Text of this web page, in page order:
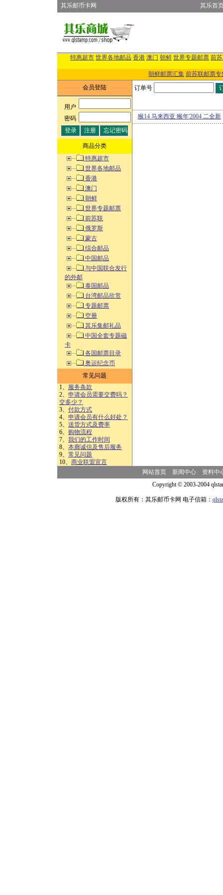
其乐邮币卡网 其乐首
特惠超市 世界各地邮品 香港 澳门 朝鲜 世界专题邮票 前
朝鲜邮票汇集 前苏联邮票专
会员登陆
用户:
密码:
商品分类
特惠超市
世界各地邮品
香港
澳门
朝鲜
世界专题邮票
前苏联
俄罗斯
蒙古
综合邮品
中国邮品
与中国联合发行
的外邮
泰国邮品
台湾邮品欣赏
专题邮票
空册
其乐集邮礼品
中国全套专题磁
卡
各国邮票目录
奥运纪念币
常见问题
1、 服务条款
2、 申请会员需要交费吗？
交多少？
3、 付款方式
4、 申请会员有什么好处？
5、 送货方式及费率
6、 购物流程
7、 我们的工作时间
8、 本廊诚信及售后服务
9、 常见问题
10、 商业联盟宣言
订单号
猴14 马来西亚 猴年'2004 二全新
网站首页 新闻中心
资料中
Copyright © 2003-2004
版权所有：其乐邮币卡网 电子信箱：